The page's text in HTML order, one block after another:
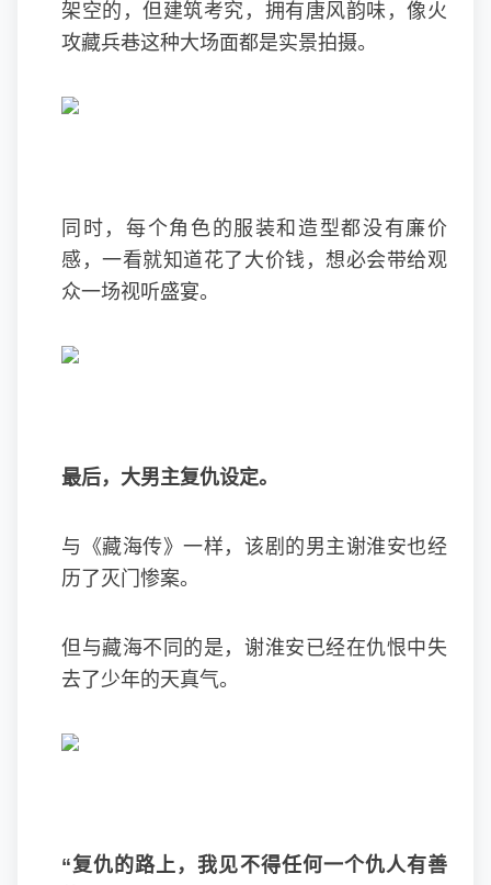
架空的，但建筑考究，拥有唐风韵味，像火
攻藏兵巷这种大场面都是实景拍摄。
同时，每个角色的服装和造型都没有廉价
感，一看就知道花了大价钱，想必会带给观
众一场视听盛宴。
最后，大男主复仇设定。
与《藏海传》一样，该剧的男主谢淮安也经
历了灭门惨案。
但与藏海不同的是，谢淮安已经在仇恨中失
去了少年的天真气。
“复仇的路上，我见不得任何一个仇人有善